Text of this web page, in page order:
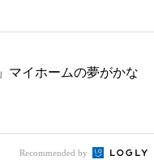
マイホームの夢がかな
Recommended by